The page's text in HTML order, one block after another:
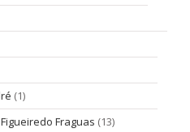
(1)
Fraguas (13)